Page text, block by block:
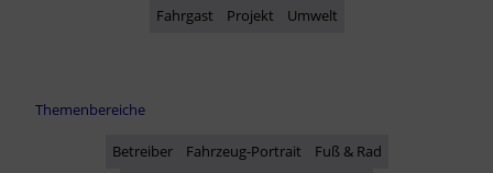
Fahrgast
Projekt Umwelt
Themenbereiche
Betreiber Fahrzeug-Portrait
Fuß & Rad